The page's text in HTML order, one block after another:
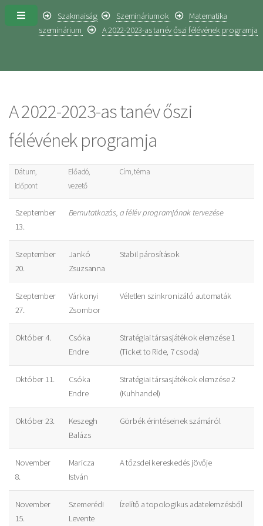
Szakmaiság Szemináriumok
Matematika
szeminárium
A 2022-2023-as tanév őszi félévének programja
A 2022-2023-as tanév őszi
félévének programja
Dátum,
időpont
Előadó,
vezető
Cím, téma
Szeptember
13.
Bemutatkozás, a félév programjának tervezése
Szeptember
20.
Jankó
Zsuzsanna
Stabil párosítások
Szeptember
27.
Várkonyi
Zsombor
Véletlen szinkronizáló automaták
Október 4.
Csóka
Endre
Stratégiai társasjátékok elemzése 1
(Ticket to Ride, 7 csoda)
Október 11.
Csóka
Endre
Stratégiai társasjátékok elemzése 2
(Kuhhandel)
Október 23.
Keszegh
Balázs
Görbék érintéseinek számáról
November
8.
Maricza
István
A tőzsdei kereskedés jövője
November
15.
Szemerédi
Levente
Ízelítő a topologikus adatelemzésből